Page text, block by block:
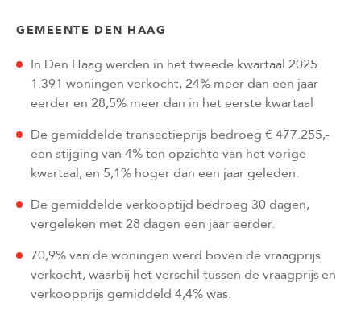
GEMEENTE DEN HAAG
In Den Haag werden in het tweede kwartaal 2025
1.391 woningen verkocht, 24% meer dan een jaar
eerder en 28,5% meer dan in het eerste kwartaal
De gemiddelde transactieprijs bedroeg € 477.255,-
een stijging van 4% ten opzichte van het vorige
kwartaal, en 5,1% hoger dan een jaar geleden.
De gemiddelde verkooptijd bedroeg 30 dagen,
vergeleken met 28 dagen een jaar eerder.
70,9% van de woningen werd boven de vraagprijs
verkocht, waarbij het verschil tussen de vraagprijs en
verkoopprijs gemiddeld 4,4% was.